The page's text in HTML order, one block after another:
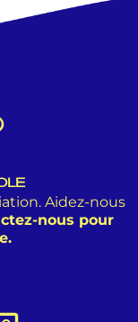
Aidez-nous
nous pour